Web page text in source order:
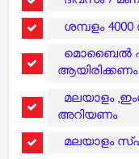
ശമ്പളം
മൊബൈൽ
ആയിരിക്കണം
മലയാളം
അറിയണം
മലയാളം